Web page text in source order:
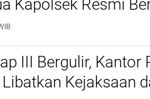
Kapolsek Resmi
III Bergulir, Kantor
Kejaksaan